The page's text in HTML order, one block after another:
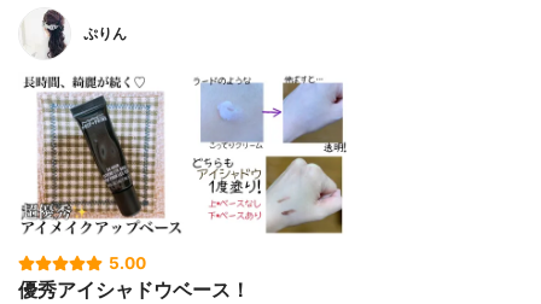
ぷりん
5.00
優秀アイシャドウベース！